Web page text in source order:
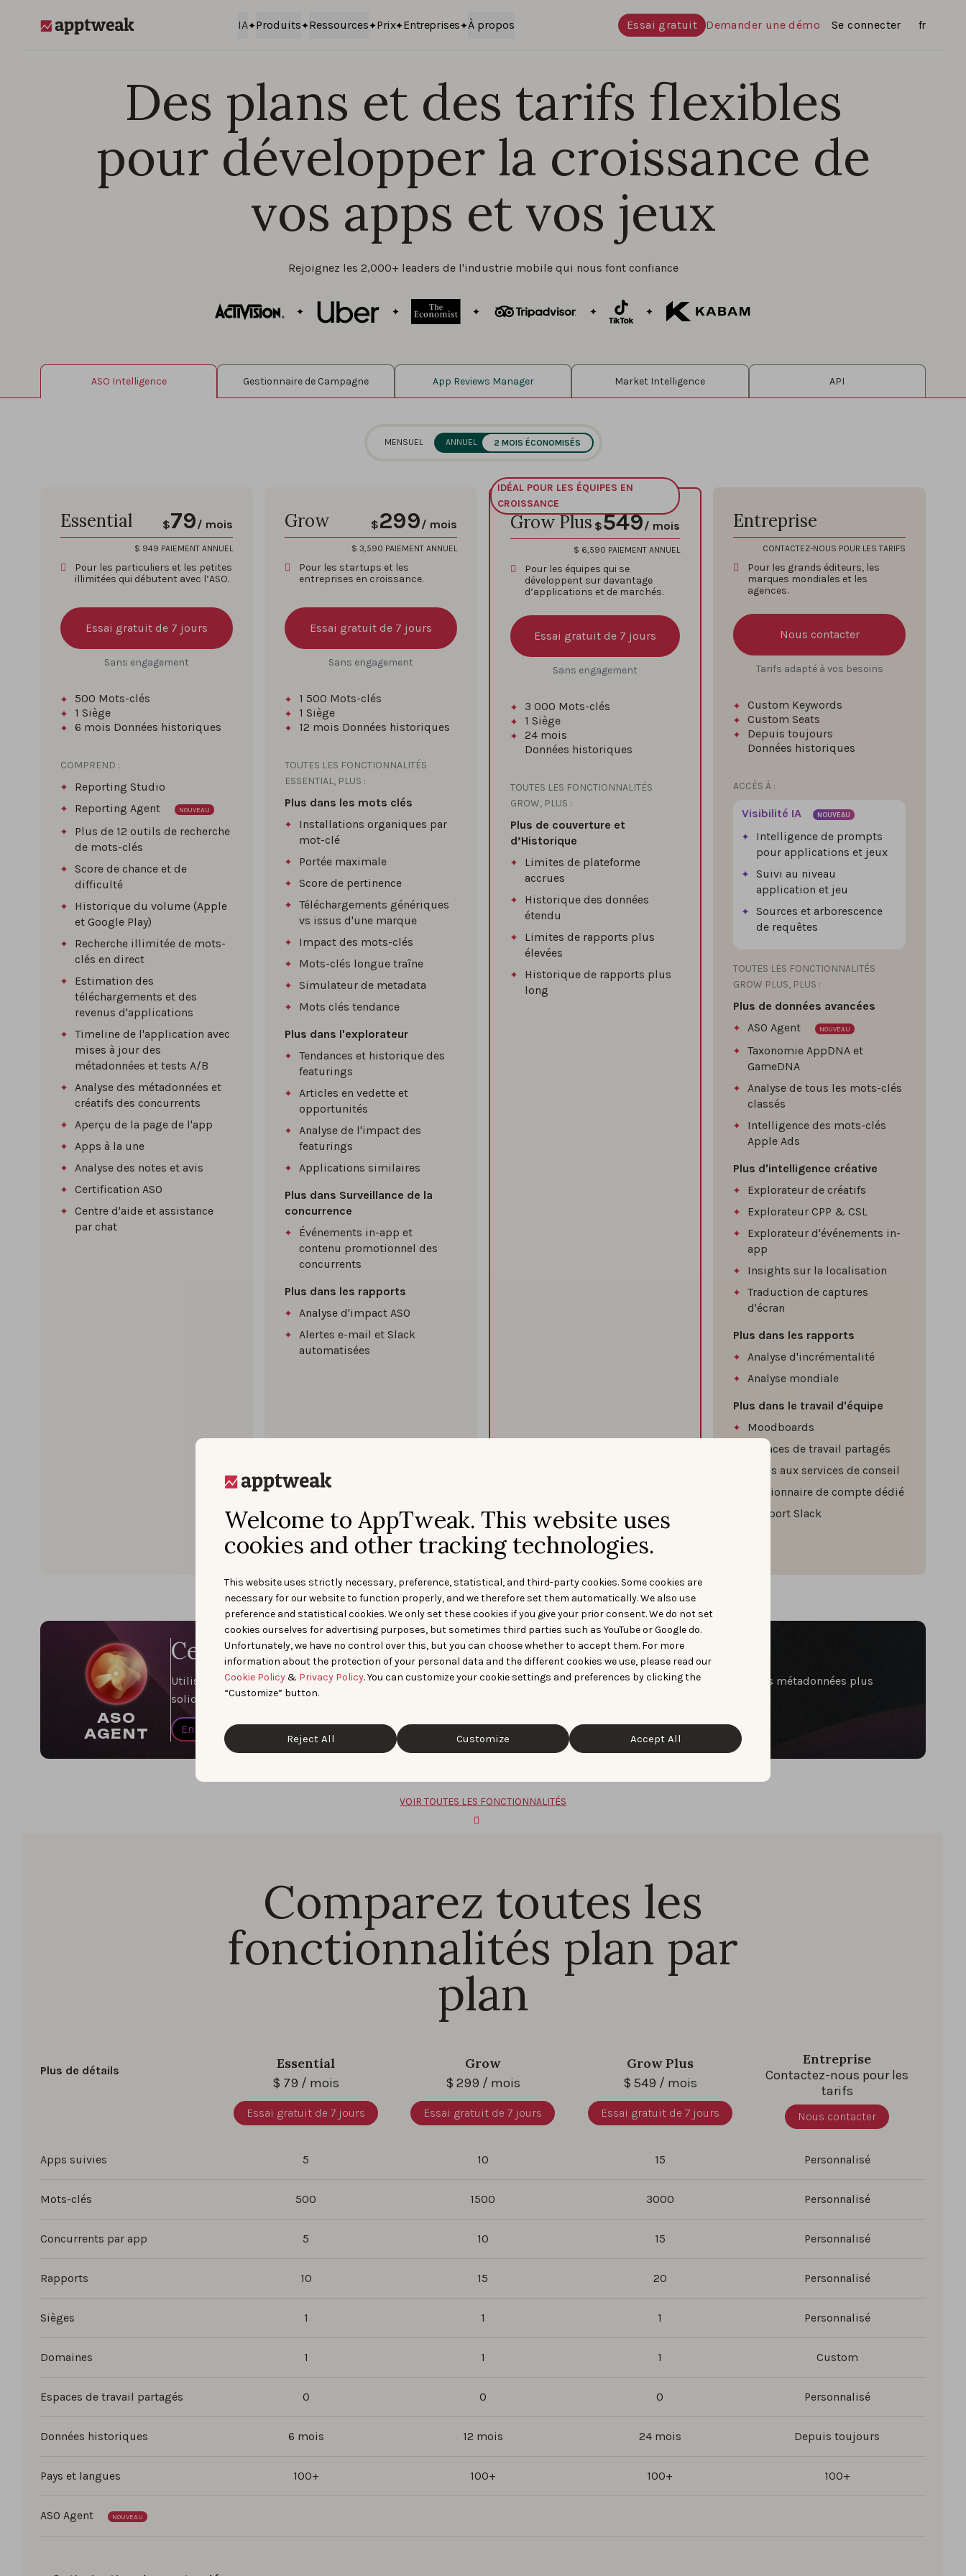
Welcome to AppTweak. This website uses
cookies and other tracking technologies.
This website uses strictly necessary, preference, statistical, and third-party cookies. Some cookies are
necessary for our website to function properly, and we therefore set them automatically. We also use
preference and statistical cookies. We only set these cookies if you give your prior consent. We do not set
cookies ourselves for advertising purposes, but sometimes third parties such as YouTube or Google do.
Unfortunately, we have no control over this, but you can choose whether to accept them. For more
information about the protection of your personal data and the different cookies we use, please read our
Cookie Policy& Privacy Policy. You can customize your cookie settings and preferences by clicking the
“Customize” button.
Reject All Customize Accept All
IA Produits Ressources Prix Entreprises À propos Essai gratuit Demander une démo Se connecter Langues
fr
Des plans et des tarifs flexibles
pour développer la croissance de
vos apps et vos jeux
Rejoignez les 2,000+ leaders de l'industrie mobile qui nous font confiance
ASO Intelligence Gestionnaire de Campagne App Reviews Manager Market Intelligence API
MENSUEL ANNUEL 2 MOIS ÉCONOMISÉS
Essential $79/ mois
$ 949 PAIEMENT ANNUEL
Pour les particuliers et les petites
illimitées qui débutent avec l’ASO.
Essai gratuit de 7 jours
Sans engagement
500 Mots-clés
1 Siège
6 mois Données historiques
COMPREND :
Reporting Studio
Reporting Agent
NOUVEAU
Plus de 12 outils de recherche
de mots-clés
Score de chance et de
difficulté
Historique du volume (Apple
et Google Play)
Recherche illimitée de mots-
clés en direct
Estimation des
téléchargements et des
revenus d'applications
Timeline de l'application avec
mises à jour des
métadonnées et tests A/B
Analyse des métadonnées et
créatifs des concurrents
Aperçu de la page de l'app
Apps à la une
Analyse des notes et avis
Certification ASO
Centre d'aide et assistance
par chat
Grow $299/ mois
$ 3,590 PAIEMENT ANNUEL
Pour les startups et les
entreprises en croissance.
Essai gratuit de 7 jours
Sans engagement
1 500 Mots-clés
1 Siège
12 mois Données historiques
TOUTES LES FONCTIONNALITÉS
ESSENTIAL, PLUS :
Plus dans les mots clés
Installations organiques par
mot-clé
Portée maximale
Score de pertinence
Téléchargements génériques
vs issus d'une marque
Impact des mots-clés
Mots-clés longue traîne
Simulateur de metadata
Mots clés tendance
Plus dans l'explorateur
Tendances et historique des
featurings
Articles en vedette et
opportunités
Analyse de l'impact des
featurings
Applications similaires
Plus dans Surveillance de la
concurrence
Événements in-app et
contenu promotionnel des
concurrents
Plus dans les rapports
Analyse d'impact ASO
Alertes e-mail et Slack
automatisées
IDÉAL POUR LES ÉQUIPES EN
CROISSANCE
Grow Plus $549/ mois
$ 6,590 PAIEMENT ANNUEL
Pour les équipes qui se
développent sur davantage
d’applications et de marchés.
Essai gratuit de 7 jours
Sans engagement
3 000 Mots-clés
1 Siège
24 mois
Données historiques
TOUTES LES FONCTIONNALITÉS
GROW, PLUS :
Plus de couverture et
d’Historique
Limites de plateforme
accrues
Historique des données
étendu
Limites de rapports plus
élevées
Historique de rapports plus
long
Entreprise
CONTACTEZ-NOUS POUR LES TARIFS
Pour les grands éditeurs, les
marques mondiales et les
agences.
Nous contacter
Tarifs adapté à vos besoins
Custom Keywords
Custom Seats
Depuis toujours
Données historiques
ACCÈS À :
Visibilité IA NOUVEAU
Intelligence de prompts
pour applications et jeux
Suivi au niveau
application et jeu
Sources et arborescence
de requêtes
TOUTES LES FONCTIONNALITÉS
GROW PLUS, PLUS :
Plus de données avancées
ASO Agent
NOUVEAU
Taxonomie AppDNA et
GameDNA
Analyse de tous les mots-clés
classés
Intelligence des mots-clés
Apple Ads
Plus d'intelligence créative
Explorateur de créatifs
Explorateur CPP & CSL
Explorateur d'événements in-
app
Insights sur la localisation
Traduction de captures
d'écran
Plus dans les rapports
Analyse d'incrémentalité
Analyse mondiale
Plus dans le travail d'équipe
Moodboards
Espaces de travail partagés
Accès aux services de conseil
Gestionnaire de compte dédié
Support Slack
ASO
AGENT
Ce qui prenait 10 heures ne prend plus que 10 minutes
Utilisez ASO Agent pour auditer vos performances, repérer des opportunités de mots-clés manquées et générer des métadonnées plus
solides.
En savoir plus
VOIR TOUTES LES FONCTIONNALITÉS
Comparez toutes les
fonctionnalités plan par
plan
Plus de détails Essential
$ 79 / mois
Essai gratuit de 7 jours
Grow
$ 299 / mois
Essai gratuit de 7 jours
Grow Plus
$ 549 / mois
Essai gratuit de 7 jours
Entreprise
Contactez-nous pour les
tarifs
Nous contacter
Apps suivies 5 10 15 Personnalisé
Mots-clés 500 1500 3000 Personnalisé
Concurrents par app 5 10 15 Personnalisé
Rapports 10 15 20 Personnalisé
Sièges 1 1 1 Personnalisé
Domaines 1 1 1 Custom
Espaces de travail partagés 0 0 0 Personnalisé
Données historiques 6 mois 12 mois 24 mois Depuis toujours
Pays et langues 100+ 100+ 100+ 100+
ASO Agent NOUVEAU